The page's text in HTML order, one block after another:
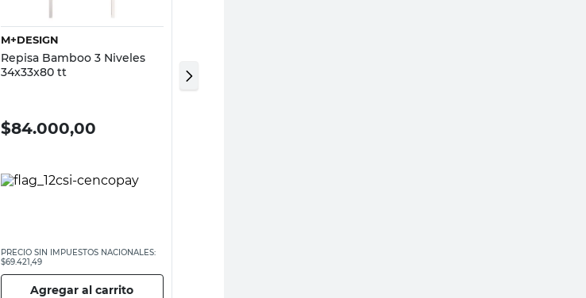
M+DESIGN
Repisa Bamboo 3 Niveles
34x33x80 tt
$84.000,00
PRECIO SIN IMPUESTOS NACIONALES:
$69.421,49
Agregar al carrito
Negro Elkas